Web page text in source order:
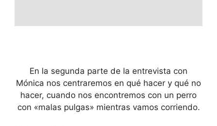
En la segunda parte de la entrevista con
Mónica nos centraremos en qué hacer y qué no
hacer, cuando nos encontremos con un perro
con «malas pulgas» mientras vamos corriendo.